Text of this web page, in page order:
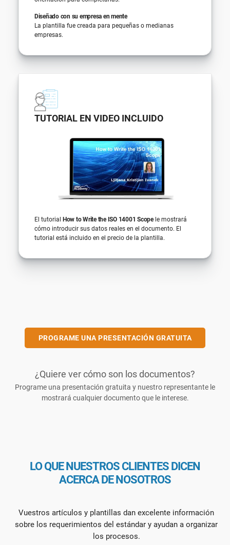
Diseñado con su empresa en mente
La plantilla fue creada para pequeñas o medianas
empresas.
TUTORIAL EN VIDEO INCLUIDO
El tutorial How to Write the ISO 14001 Scopele mostrará
cómo introducir sus datos reales en el documento. El
tutorial está incluido en el precio de la plantilla.
PROGRAME UNA PRESENTACIÓN GRATUITA
¿Quiere ver cómo son los documentos?
Programe una presentación gratuita y nuestro representante le
mostrará cualquier documento que le interese.
LO QUE NUESTROS CLIENTES DICEN
ACERCA DE NOSOTROS
Vuestros artículos y plantillas dan excelente información
sobre los requerimientos del estándar y ayudan a organizar
los procesos.